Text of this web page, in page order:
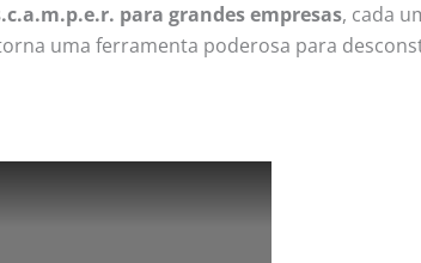
para grandes empresas, cada
uma ferramenta poderosa para